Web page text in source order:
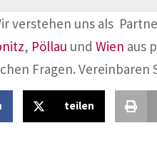
verstehen uns als
, Pöllau und Wien aus
Fragen. Vereinbaren
teilen